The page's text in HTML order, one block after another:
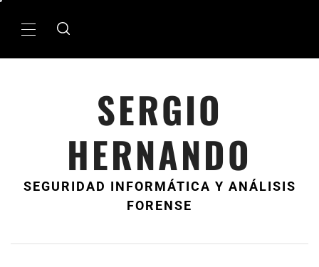
MenÃº
SERGIO
HERNANDO
SEGURIDAD INFORMÁTICA Y ANÁLISIS
FORENSE